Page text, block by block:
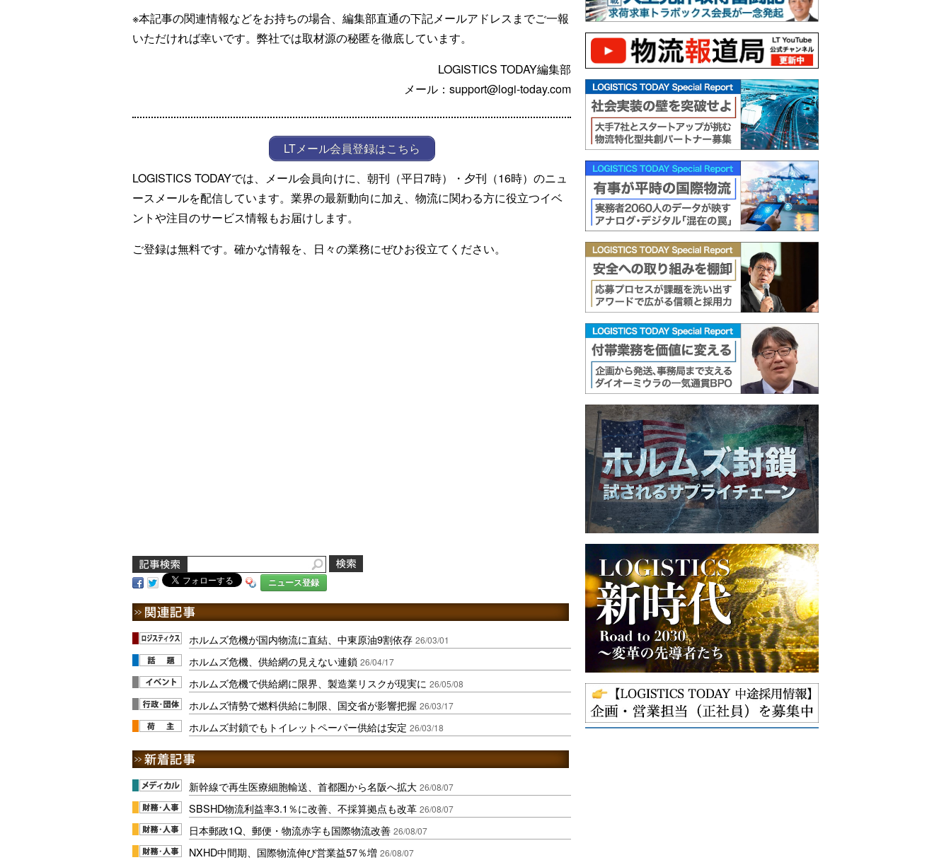
※本記事の関連情報などをお持ちの場合、編集部直通の下記メールアドレスまでご一報
いただければ幸いです。弊社では取材源の秘匿を徹底しています。
LOGISTICS TODAY編集部
メール：support@logi-today.com
LTメール会員登録はこちら
LOGISTICS TODAYでは、メール会員向けに、朝刊（平日7時）・夕刊（16時）のニュ
ースメールを配信しています。業界の最新動向に加え、物流に関わる方に役立つイベ
ントや注目のサービス情報もお届けします。
ご登録は無料です。確かな情報を、日々の業務にぜひお役立てください。
ニュース登録
ホルムズ危機が国内物流に直結、中東原油9割依存 26/03/01
ホルムズ危機、供給網の見えない連鎖 26/04/17
ホルムズ危機で供給網に限界、製造業リスクが現実に 26/05/08
ホルムズ情勢で燃料供給に制限、国交省が影響把握 26/03/17
ホルムズ封鎖でもトイレットペーパー供給は安定 26/03/18
新幹線で再生医療細胞輸送、首都圏から名阪へ拡大 26/08/07
SBSHD物流利益率3.1％に改善、不採算拠点も改革 26/08/07
日本郵政1Q、郵便・物流赤字も国際物流改善 26/08/07
NXHD中間期、国際物流伸び営業益57％増 26/08/07